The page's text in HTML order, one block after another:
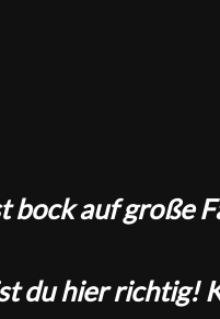
bock auf große
du hier richtig!